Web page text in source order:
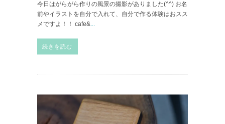
今日はがらがら作りの風景の撮影がありました(^^) お名
前やイラストを自分で入れて、自分で作る体験はおスス
メですよ！！ cafe&...
続きを読む